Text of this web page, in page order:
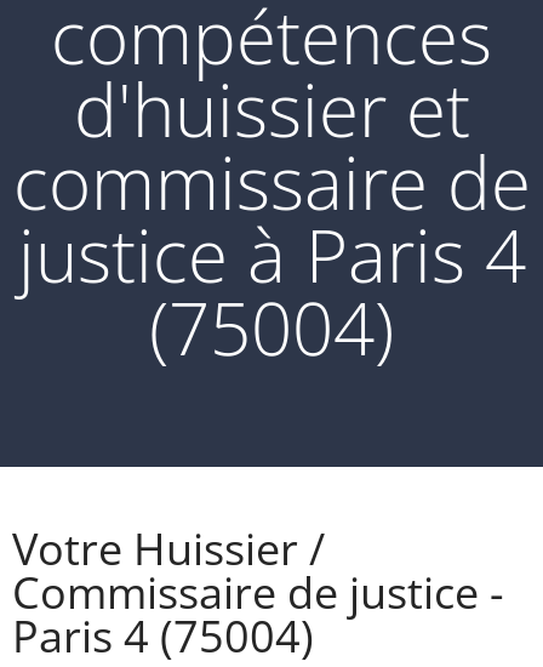
compétences
d'huissier et
commissaire de
justice à Paris 4
(75004)
Votre Huissier /
Commissaire de justice -
Paris 4 (75004)